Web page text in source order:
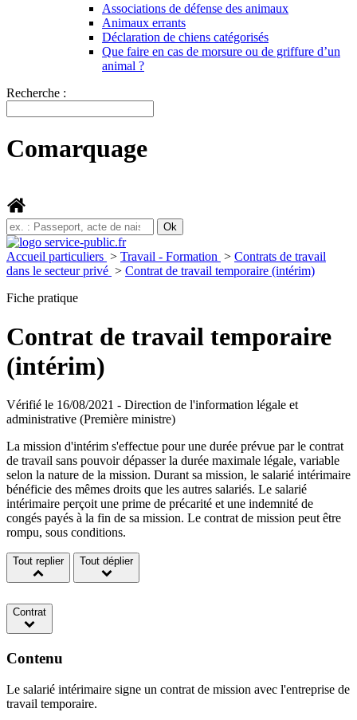
Associations de défense des animaux
Animaux errants
Déclaration de chiens catégorisés
Que faire en cas de morsure ou de griffure d’un
animal ?
Recherche :
Comarquage
Accueil particuliers > Travail - Formation > Contrats de travail
dans le secteur privé > Contrat de travail temporaire (intérim)
Fiche pratique
Contrat de travail temporaire
(intérim)
Vérifié le 16/08/2021 - Direction de l'information légale et
administrative (Première ministre)
La mission d'intérim s'effectue pour une durée prévue par le contrat
de travail sans pouvoir dépasser la durée maximale légale, variable
selon la nature de la mission. Durant sa mission, le salarié intérimaire
bénéficie des mêmes droits que les autres salariés. Le salarié
intérimaire perçoit une prime de précarité et une indemnité de
congés payés à la fin de sa mission. Le contrat de mission peut être
rompu, sous conditions.
Tout replier Tout déplier
Contrat
Contenu
Le salarié intérimaire signe un contrat de mission avec l'entreprise de
travail temporaire.